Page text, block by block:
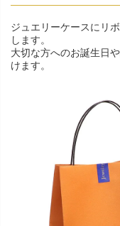
ジュエリーケースにリ
します。
大切な方へのお誕生日
けます。